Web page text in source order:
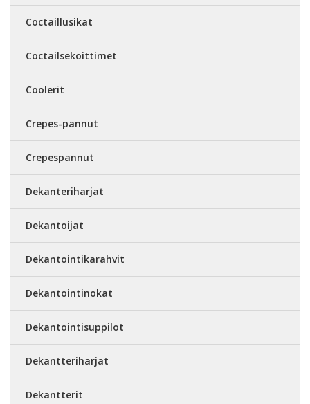
Coctaillusikat
Coctailsekoittimet
Coolerit
Crepes-pannut
Crepespannut
Dekanteriharjat
Dekantoijat
Dekantointikarahvit
Dekantointinokat
Dekantointisuppilot
Dekantteriharjat
Dekantterit